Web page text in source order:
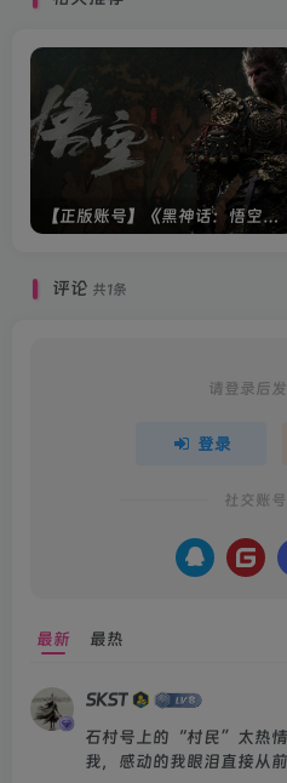
【正版账号】《黑神话：悟空(BLACK MYTH WU KONG)》
评论 共1条
请登录后
登录
社交账
最新 最热
SKST
石村号上的“村民”太热
我，感动的我眼泪直接从